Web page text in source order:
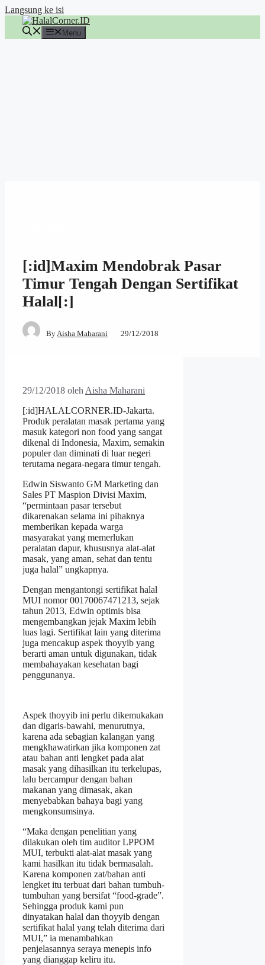
Langsung ke isi
Menu
[:id]Maxim Mendobrak Pasar
Timur Tengah Dengan Sertifikat
Halal[:]
ByAisha Maharani 29/12/2018
29/12/2018 oleh Aisha Maharani
[:id]HALALCORNER.ID-Jakarta.
Produk peralatan masak pertama yang
masuk kategori non food yang sangat
dikenal di Indonesia, Maxim, semakin
populer dan diminati di luar negeri
terutama negara-negara timur tengah.
Edwin Siswanto GM Marketing dan
Sales PT Maspion Divisi Maxim,
“permintaan pasar tersebut
dikarenakan selama ini pihaknya
memberikan kepada warga
masyarakat yang memerlukan
peralatan dapur, khususnya alat-alat
masak, yang aman, sehat dan tentu
juga halal” ungkapnya.
Dengan mengantongi sertifikat halal
MUI nomor 00170067471213, sejak
tahun 2013, Edwin optimis bisa
mengembangkan jejak Maxim lebih
luas lagi. Sertifikat lain yang diterima
juga mencakup aspek thoyyib yang
berarti aman untuk digunakan, tidak
membahayakan kesehatan bagi
penggunanya.
Aspek thoyyib ini perlu dikemukakan
dan digaris-bawahi, menurutnya,
karena ada sebagian kalangan yang
mengkhawatirkan jika komponen zat
atau bahan anti lengket pada alat
masak yang dihasilkan itu terkelupas,
lalu bercampur dengan bahan
makanan yang dimasak, akan
menyebabkan bahaya bagi yang
mengkonsumsinya.
“Maka dengan penelitian yang
dilakukan oleh tim auditor LPPOM
MUI, terbukti alat-alat masak yang
kami hasilkan itu tidak bermasalah.
Karena komponen zat/bahan anti
lengket itu terbuat dari bahan tumbuh-
tumbuhan yang bersifat “food-grade”.
Sehingga produk kami pun
dinyatakan halal dan thoyyib dengan
sertifikat halal yang telah diterima dari
MUI,” ia menambahkan
penjelasannya seraya menepis info
yang dianggap keliru itu.